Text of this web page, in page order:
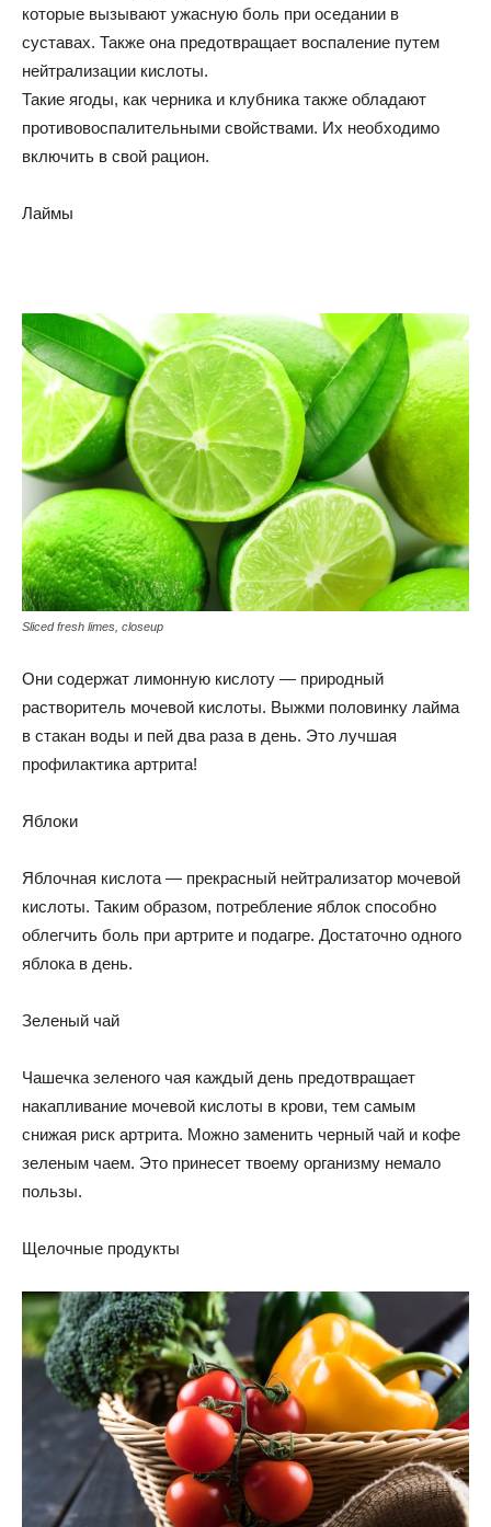
которые вызывают ужасную боль при оседании в
суставах. Также она предотвращает воспаление путем
нейтрализации кислоты.
Такие ягоды, как черника и клубника также обладают
противовоспалительными свойствами. Их необходимо
включить в свой рацион.
Лаймы
Sliced fresh limes, closeup
Они содержат лимонную кислоту — природный
растворитель мочевой кислоты. Выжми половинку лайма
в стакан воды и пей два раза в день. Это лучшая
профилактика артрита!
Яблоки
Яблочная кислота — прекрасный нейтрализатор мочевой
кислоты. Таким образом, потребление яблок способно
облегчить боль при артрите и подагре. Достаточно одного
яблока в день.
Зеленый чай
Чашечка зеленого чая каждый день предотвращает
накапливание мочевой кислоты в крови, тем самым
снижая риск артрита. Можно заменить черный чай и кофе
зеленым чаем. Это принесет твоему организму немало
пользы.
Щелочные продукты